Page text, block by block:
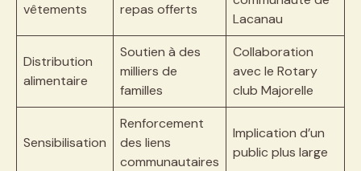
vêtements repas offerts
Lacanau
Distribution
alimentaire
Soutien à des
milliers de
familles
Collaboration
avec le Rotary
club Majorelle
Sensibilisation
Renforcement
des liens
communautaires
Implication d’un
public plus large